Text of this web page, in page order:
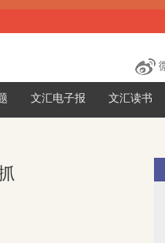
文汇电子报 文汇读书